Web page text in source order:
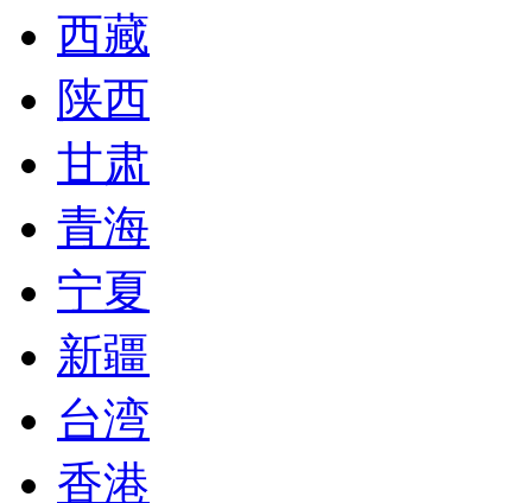
西藏
陕西
甘肃
青海
宁夏
新疆
台湾
香港